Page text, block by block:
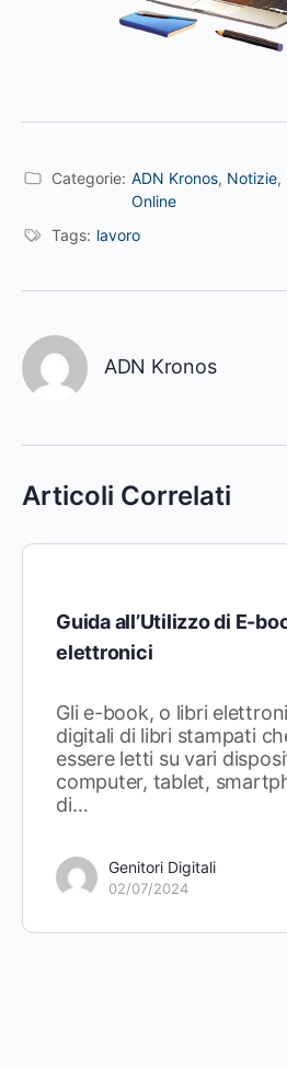
Categorie: ADN Kronos, Notizie,
Online
Tags: lavoro
ADN Kronos
Articoli Correlati
Guida all’Utilizzo di E-
elettronici
Gli e-book, o libri
digitali di libri stampati
essere letti su vari
computer, tablet,
di…
Genitori Digitali
02/07/2024